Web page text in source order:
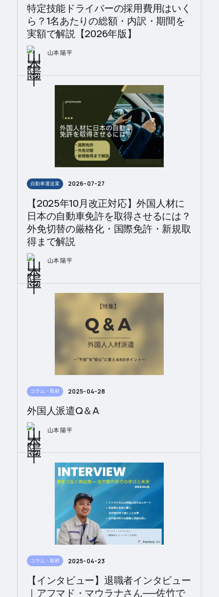
特定技能ドライバーの採用費用はいく
ら？1名あたりの総額・内訳・期間を
実額で解説【2026年版】
山本 陽平
自動車運送業 2026-07-27
【2025年10月改正対応】外国人材に
日本の自動車免許を取得させるには？
外免切替の厳格化・国際免許・新規取
得まで解説
山本 陽平
コラム・取材 2025-04-28
外国人派遣Q＆A
山本 陽平
コラム・取材 2025-04-23
【インタビュー】退職者インタビュー
｜アフマド・マウラナさん──佐竹で